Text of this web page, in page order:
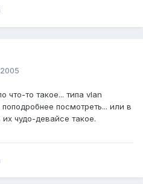
что-то такое... типа vlan
посмотреть... или в
чудо-девайсе такое.